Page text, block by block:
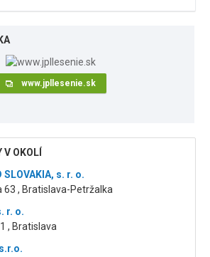
www.jpllesenie.sk
V OKOLÍ
SLOVAKIA, s. r. o.
63 , Bratislava-Petržalka
r. o.
, Bratislava